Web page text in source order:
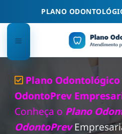
PLANO
Plano
OdontoPrev
Conheça o Plano
OdontoPrev